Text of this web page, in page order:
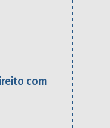
com